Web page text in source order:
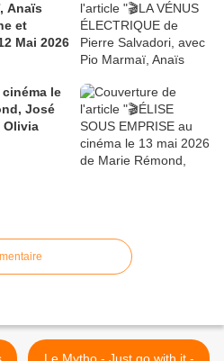
Anaïs
et
Mai 2026
cinéma le
José
Olivia